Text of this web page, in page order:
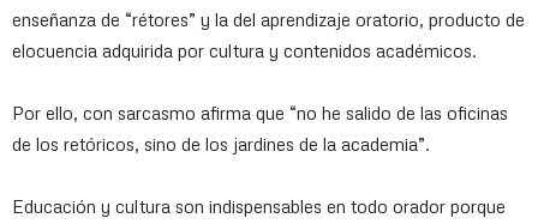
enseñanza de “rétores” y la del aprendizaje oratorio, producto de
elocuencia adquirida por cultura y contenidos académicos.
Por ello, con sarcasmo afirma que “no he salido de las oficinas
de los retóricos, sino de los jardines de la academia”.
Educación y cultura son indispensables en todo orador porque